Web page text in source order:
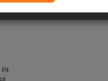
Fit